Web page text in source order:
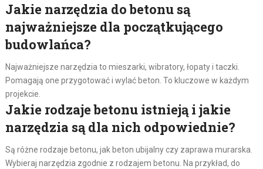
Jakie narzędzia do betonu są
najważniejsze dla początkującego
budowlańca?
Najważniejsze narzędzia to mieszarki, wibratory, łopaty i taczki.
Pomagają one przygotować i wylać beton. To kluczowe w każdym
projekcie.
Jakie rodzaje betonu istnieją i jakie
narzędzia są dla nich odpowiednie?
Są różne rodzaje betonu, jak beton ubijalny czy zaprawa murarska.
Wybieraj narzędzia zgodnie z rodzajem betonu. Na przykład, do